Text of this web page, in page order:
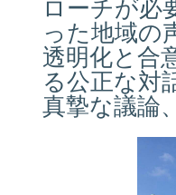
ローチが必
った地域の
透明化と合
る公正な対
真摯な議論